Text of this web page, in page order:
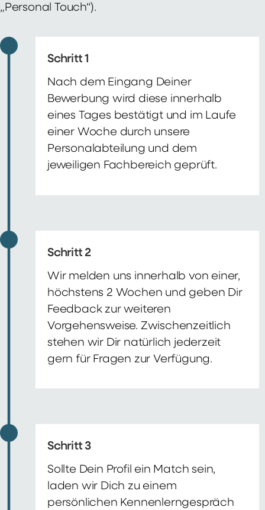
„Personal Touch“).
Schritt 1
Nach dem Eingang Deiner
Bewerbung wird diese innerhalb
eines Tages bestätigt und im Laufe
einer Woche durch unsere
Personalabteilung und dem
jeweiligen Fachbereich geprüft.
Schritt 2
Wir melden uns innerhalb von einer,
höchstens 2 Wochen und geben Dir
Feedback zur weiteren
Vorgehensweise. Zwischenzeitlich
stehen wir Dir natürlich jederzeit
gern für Fragen zur Verfügung.
Schritt 3
Sollte Dein Profil ein Match sein,
laden wir Dich zu einem
persönlichen Kennenlerngespräch